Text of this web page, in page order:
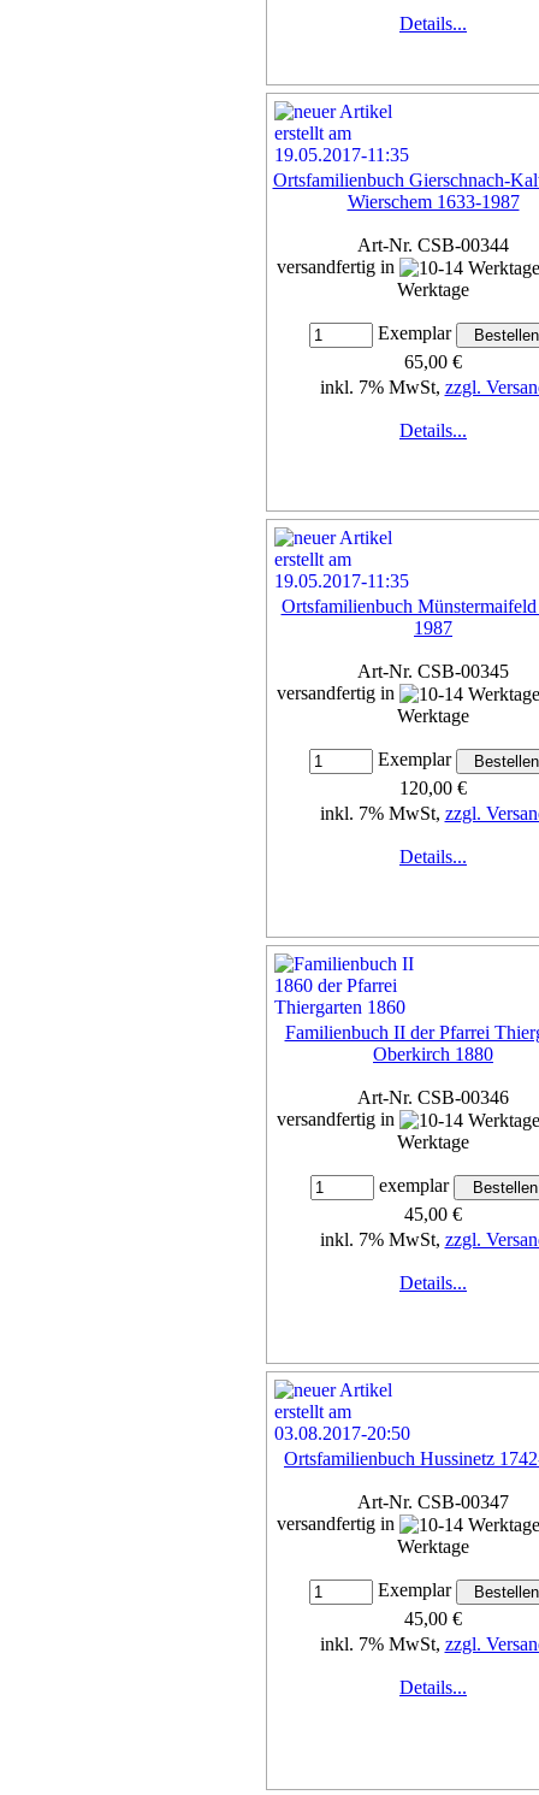
Details...
Ortsfamilienbuch Gierschnach-
Wierschem 1633-1987
Art-Nr. CSB-00344
versandfertig in
Werktage
Exemplar
65,00 €
inkl. 7% MwSt, zzgl.
Details...
Ortsfamilienbuch
1987
Art-Nr. CSB-00345
versandfertig in
Werktage
Exemplar
120,00 €
inkl. 7% MwSt, zzgl.
Details...
Familienbuch II der Pfarrei
Oberkirch 1880
Art-Nr. CSB-00346
versandfertig in
Werktage
exemplar
45,00 €
inkl. 7% MwSt, zzgl.
Details...
Ortsfamilienbuch Hussinetz
Art-Nr. CSB-00347
versandfertig in
Werktage
Exemplar
45,00 €
inkl. 7% MwSt, zzgl.
Details...